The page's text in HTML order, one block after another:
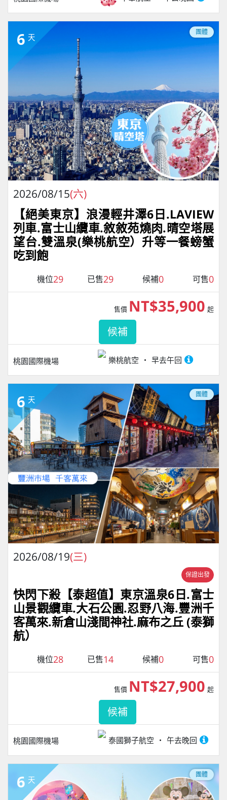
6 天
團體
2026/08/15(六)
【絕美東京】浪漫輕井澤6日.LAVIEW
列車.富士山纜車.敘敘苑燒肉.晴空塔展
望台.雙溫泉(樂桃航空）升等一餐螃蟹
吃到飽
機位29 已售29 候補0 可售0
桃園國際機場 樂桃航空 早去午回
售價 NT$35,900 起
候補
6 天
團體
2026/08/19(三)
保證出發
快閃下殺【泰超值】東京溫泉6日.富士
山景觀纜車.大石公園.忍野八海.豐洲千
客萬來.新倉山淺間神社.麻布之丘 (泰獅
航）
機位28 已售14 候補0 可售0
桃園國際機場 泰國獅子航空 午去晚回
售價 NT$27,900 起
候補
6 天
團體